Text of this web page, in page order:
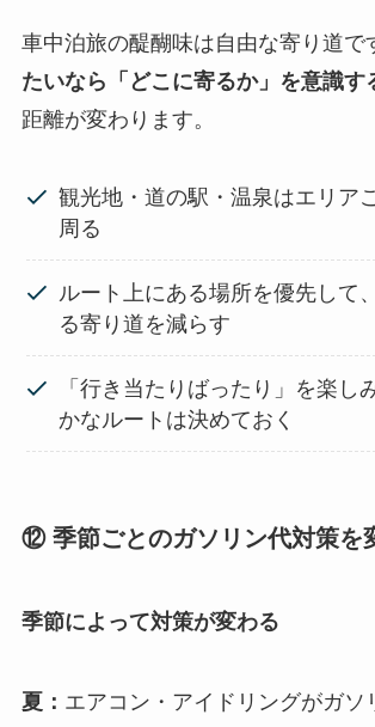
車中泊旅の醍醐味は自由な寄り道で
たいなら「どこに寄るか」を意識す
距離が変わります。
観光地・道の駅・温泉はエリア
周る
ルート上にある場所を優先して
る寄り道を減らす
「行き当たりばったり」を楽し
かなルートは決めておく
⑫ 季節ごとのガソリン代対策を
季節によって対策が変わる
夏： エアコン・アイドリングがガソ